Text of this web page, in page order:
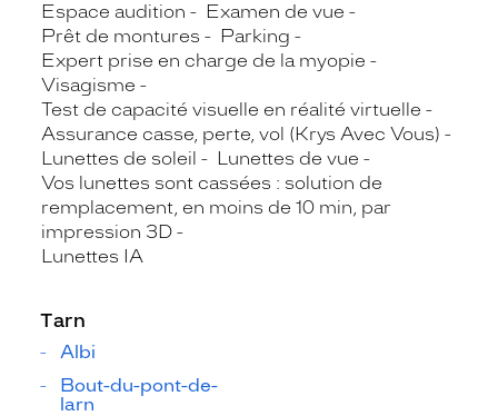
Espace audition
Examen de vue
Prêt de montures
Parking
Expert prise en charge de la myopie
Visagisme
Test de capacité visuelle en réalité virtuelle
Assurance casse, perte, vol (Krys Avec Vous)
Lunettes de soleil
Lunettes de vue
Vos lunettes sont cassées : solution de
remplacement, en moins de 10 min, par
impression 3D
Lunettes IA
Tarn
Albi
Bout-du-pont-de-
larn